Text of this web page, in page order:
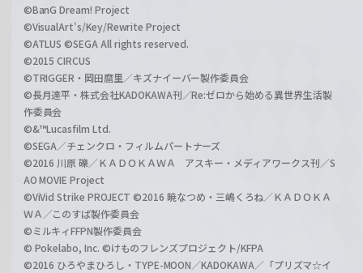
©BanG Dream! Project
©VisualArt's/Key/Rewrite Project
©ATLUS ©SEGA All rights reserved.
©2015 CIRCUS
©TRIGGER・岡田麿里／キズナイーバー製作委員会
©長月達平・株式会社KADOKAWA刊／Re:ゼロから始める異世界生活製
作委員会
©&™Lucasfilm Ltd.
©SEGA／チェンクロ・フィルムパートナーズ
©2016 川原 礫／ＫＡＤＯＫＡＷＡ アスキー・メディアワークス刊／S
AO MOVIE Project
©ViVid Strike PROJECT ©2016 暁なつめ・三嶋くろね／ＫＡＤＯＫＡ
ＷＡ／このすば製作委員会
©ミルキィFFPN製作委員会
© Pokelabo, Inc. ©けものフレンズプロジェクト/KFPA
©2016 ひろやまひろし・TYPE-MOON／KADOKAWA／「プリズマ☆イ